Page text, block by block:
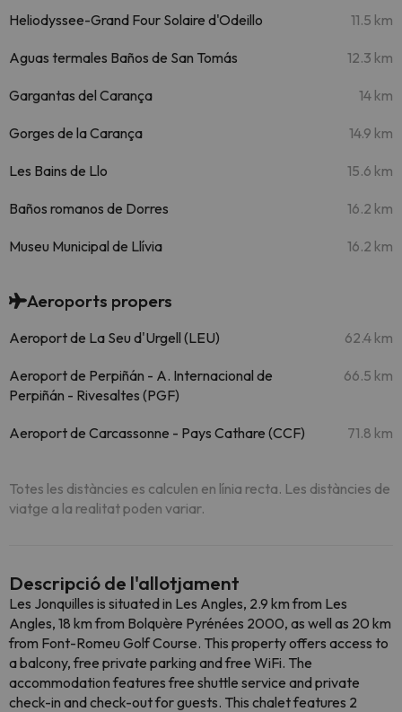
Heliodyssee-Grand Four Solaire d'Odeillo 11.5 km
Aguas termales Baños de San Tomás 12.3 km
Gargantas del Carança 14 km
Gorges de la Carança 14.9 km
Les Bains de Llo 15.6 km
Baños romanos de Dorres 16.2 km
Museu Municipal de Llívia 16.2 km
Aeroports propers
Aeroport de La Seu d'Urgell (LEU) 62.4 km
Aeroport de Perpiñán - A. Internacional de
Perpiñán - Rivesaltes (PGF)
66.5 km
Aeroport de Carcassonne - Pays Cathare (CCF) 71.8 km
Totes les distàncies es calculen en línia recta. Les distàncies de
viatge a la realitat poden variar.
Descripció de l'allotjament
Les Jonquilles is situated in Les Angles, 2.9 km from Les
Angles, 18 km from Bolquère Pyrénées 2000, as well as 20 km
from Font-Romeu Golf Course. This property offers access to
a balcony, free private parking and free WiFi. The
accommodation features free shuttle service and private
check-in and check-out for guests. This chalet features 2